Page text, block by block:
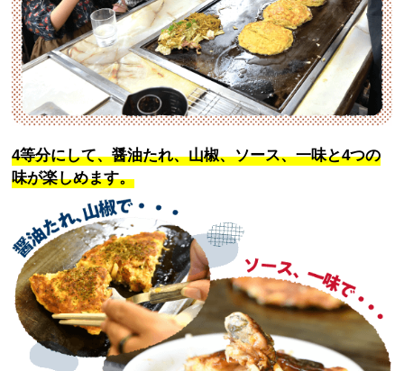
4等分にして、醤油たれ、山椒、ソース、一味と4つの
味が楽しめます。